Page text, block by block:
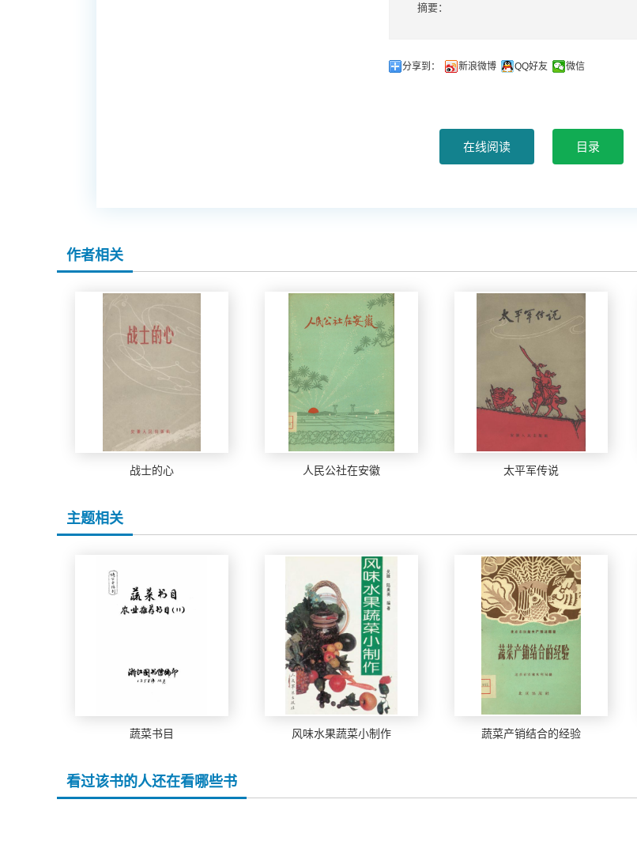
摘要：
分享到： 新浪微博 QQ好友 微信
作者相关
战士的心 人民公社在安徽 太平军传说
主题相关
蔬菜书目 风味水果蔬菜小制作 蔬菜产销结合的经验
看过该书的人还在看哪些书